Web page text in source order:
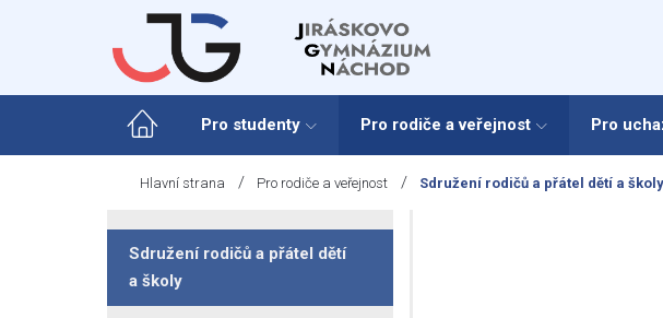
Pro studenty Pro rodiče a veřejnost Pro
Hlavní strana / Pro rodiče a veřejnost / Sdružení rodičů a přátel dětí a školy
Sdružení rodičů a přátel dětí
a školy